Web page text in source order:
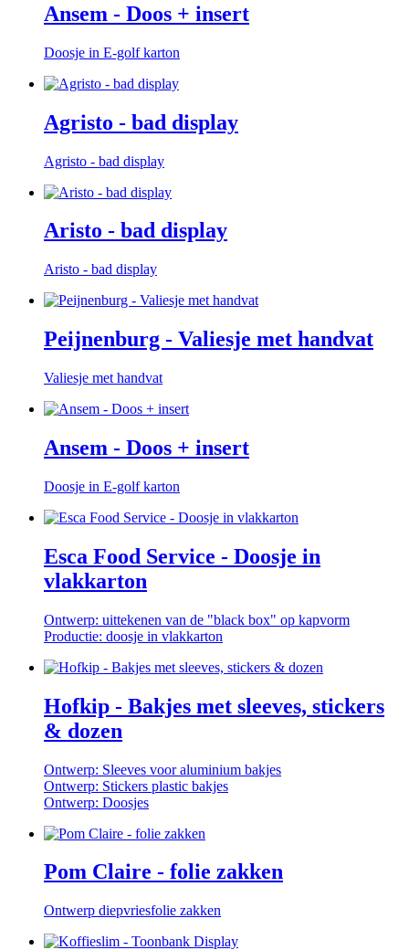
Ansem - Doos + insert
Doosje in E-golf karton
Agristo - bad display
Agristo - bad display
Aristo - bad display
Aristo - bad display
Peijnenburg - Valiesje met handvat
Valiesje met handvat
Ansem - Doos + insert
Doosje in E-golf karton
Esca Food Service - Doosje in
vlakkarton
Ontwerp: uittekenen van de "black box" op kapvorm
Productie: doosje in vlakkarton
Hofkip - Bakjes met sleeves, stickers
& dozen
Ontwerp: Sleeves voor aluminium bakjes
Ontwerp: Stickers plastic bakjes
Ontwerp: Doosjes
Pom Claire - folie zakken
Ontwerp diepvriesfolie zakken